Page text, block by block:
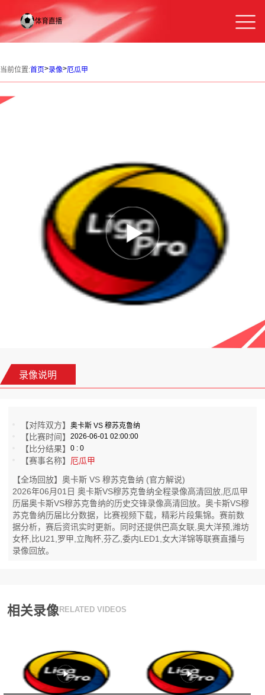
当前位置:首页>录像>厄瓜甲
录像说明
【对阵双方】奥卡斯 VS 穆苏克鲁纳
【比赛时间】2026-06-01 02:00:00
【比分结果】0 : 0
【赛事名称】 厄瓜甲
【全场回放】奥卡斯 VS 穆苏克鲁纳 (官方解说)
2026年06月01日 奥卡斯VS穆苏克鲁纳全程录像高清回放,厄瓜甲
历届奥卡斯VS穆苏克鲁纳的历史交锋录像高清回放。奥卡斯VS穆
苏克鲁纳历届比分数据，比赛视频下载，精彩片段集锦。赛前数
据分析，赛后资讯实时更新。同时还提供巴高女联,奥大洋预,潍坊
女杯,比U21,罗甲,立陶杯,芬乙,委内LED1,女大洋锦等联赛直播与
录像回放。
相关录像 RELATED VIDEOS